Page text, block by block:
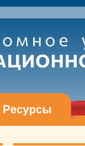
Ресурсы